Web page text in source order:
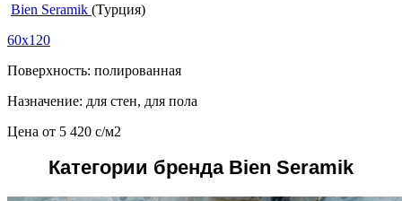
Bien Seramik (Турция)
60x120
Поверхность: полированная
Назначение: для стен, для пола
Цена от 5 420 c/м2
Категории бренда Bien Seramik